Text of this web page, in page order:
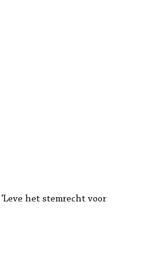
het stemrecht voor